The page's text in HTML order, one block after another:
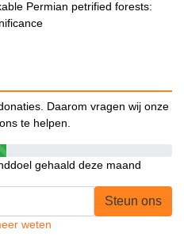
Permian petrified forests:
Daarom vragen wij onze
te helpen.
gehaald deze maand
Steun ons
weten